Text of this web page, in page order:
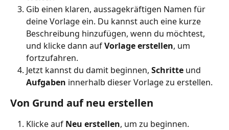
Gib einen klaren, aussagekräftigen Namen für
deine Vorlage ein. Du kannst auch eine kurze
Beschreibung hinzufügen, wenn du möchtest,
und klicke dann auf Vorlage erstellen, um
fortzufahren.
Jetzt kannst du damit beginnen, Schritte und
Aufgaben innerhalb dieser Vorlage zu erstellen.
Von Grund auf neu erstellen
Klicke auf Neu erstellen, um zu beginnen.